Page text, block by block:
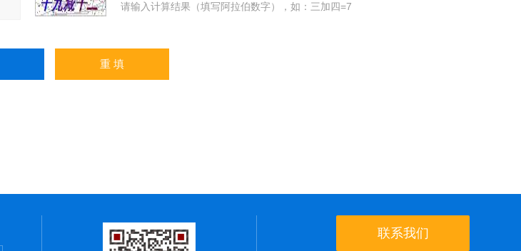
请输入计算结果（填写阿拉伯数字），如：三加四=7
联系我们